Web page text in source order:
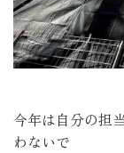
今年は自分の担
わないで